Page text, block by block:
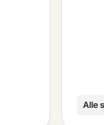
Alle